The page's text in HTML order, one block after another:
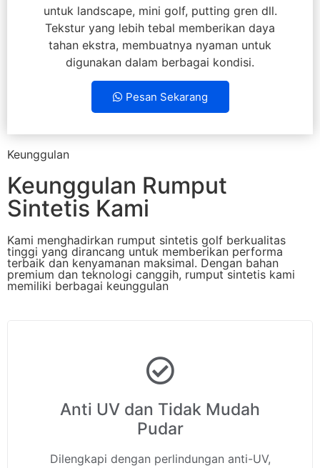
untuk landscape, mini golf, putting gren dll.
Tekstur yang lebih tebal memberikan daya
tahan ekstra, membuatnya nyaman untuk
digunakan dalam berbagai kondisi.
Pesan Sekarang
Keunggulan
Keunggulan Rumput
Sintetis Kami
Kami menghadirkan rumput sintetis golf berkualitas
tinggi yang dirancang untuk memberikan performa
terbaik dan kenyamanan maksimal. Dengan bahan
premium dan teknologi canggih, rumput sintetis kami
memiliki berbagai keunggulan
Anti UV dan Tidak Mudah
Pudar
Dilengkapi dengan perlindungan anti-UV,